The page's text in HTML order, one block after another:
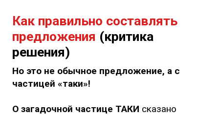
Как правильно составлять
предложения (критика
решения)
Но это не обычное предложение, а с
частицей «таки»!
О загадочной частице ТАКИ сказано